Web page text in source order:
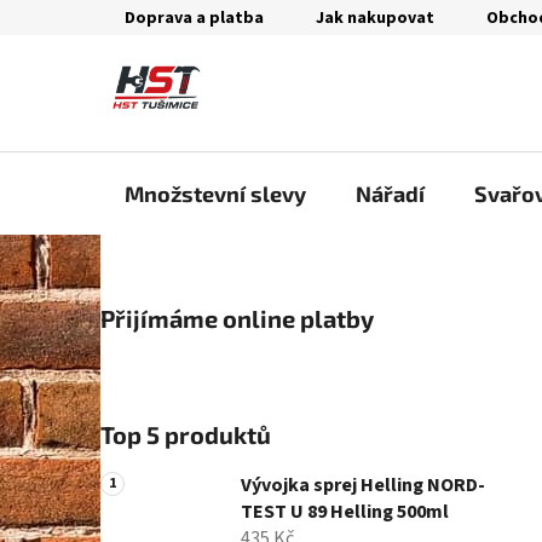
Doprava a platba Jak nakupovat
Množstevní slevy Nářadí
P
o
s
t
r
a
n
n
Přijímáme online platby
Top 5 produktů
Vývojka sprej Helling NORD-
TEST U 89 Helling 500ml